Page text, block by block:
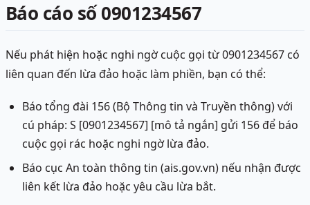
Báo cáo số 0901234567
Nếu phát hiện hoặc nghi ngờ cuộc gọi từ 0901234567 có
liên quan đến lừa đảo hoặc làm phiền, bạn có thể:
Báo tổng đài 156 (Bộ Thông tin và Truyền thông) với
cú pháp: S [0901234567] [mô tả ngắn] gửi 156 để báo
cuộc gọi rác hoặc nghi ngờ lừa đảo.
Báo cục An toàn thông tin (ais.gov.vn) nếu nhận được
liên kết lừa đảo hoặc yêu cầu lừa bắt.